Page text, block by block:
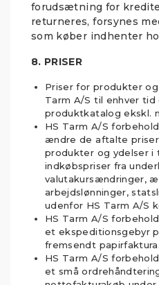
forudsætning for
returneres, forsynes
som køber indhenter
8. PRISER
Priser for produkter
Tarm A/S til enhver
produktkatalog ekskl.
HS Tarm A/S
ændre de aftalte
produkter og ydelser
indkøbspriser fra
valutakursændringer,
arbejdslønninger,
udenfor HS Tarm A/S
HS Tarm A/S
et ekspeditionsgebyr
fremsendt papirfaktura.
HS Tarm A/S
et små